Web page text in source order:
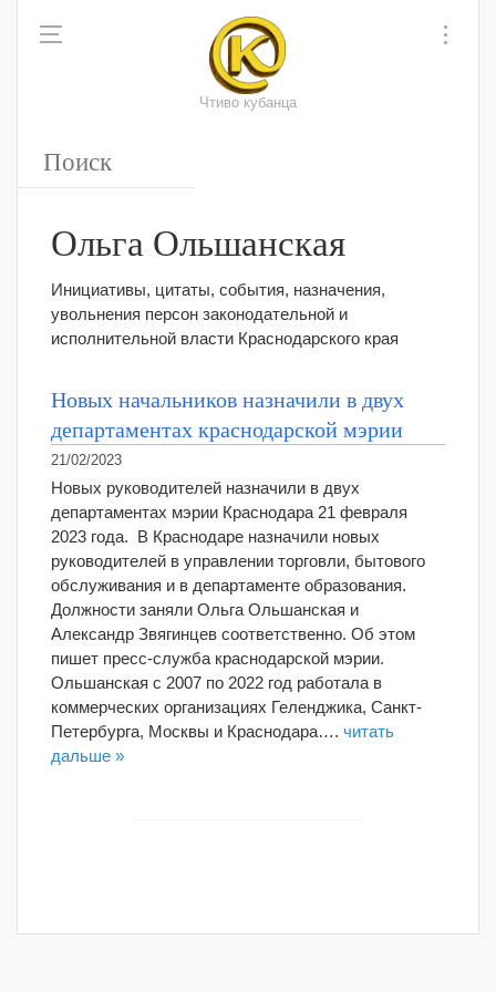
Чтиво кубанца
Ольга Ольшанская
Инициативы, цитаты, события, назначения,
увольнения персон законодательной и
исполнительной власти Краснодарского края
Новых начальников назначили в двух
департаментах краснодарской мэрии
21/02/2023
Новых руководителей назначили в двух
департаментах мэрии Краснодара 21 февраля
2023 года. В Краснодаре назначили новых
руководителей в управлении торговли, бытового
обслуживания и в департаменте образования.
Должности заняли Ольга Ольшанская и
Александр Звягинцев соответственно. Об этом
пишет пресс-служба краснодарской мэрии.
Ольшанская с 2007 по 2022 год работала в
коммерческих организациях Геленджика, Санкт-
Петербурга, Москвы и Краснодара…. читать
дальше »